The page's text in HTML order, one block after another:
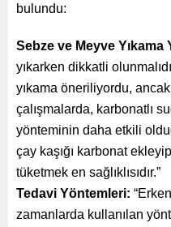
bulundu:
Sebze ve Meyve Yıkama
yıkarken dikkatli
yıkama öneriliyordu,
çalışmalarda, karbonatlı
yönteminin daha etkili
çay kaşığı karbonat
tüketmek en sağlıklısıdır.”
Tedavi Yöntemleri:
zamanlarda kullanılan